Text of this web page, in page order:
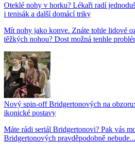
Oteklé nohy v horku? Lékaři radí
i tenisák a další domácí triky
Mít nohy jako konve. Znáte tohle lidové
těžkých nohou? Dost možná tenhle
Nový spin-off Bridgertonových na
ikonické postavy
Máte rádi seriál Bridgertonovi? Pak vás
Bridgertonových pravděpodobně nebude...